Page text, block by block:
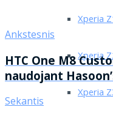
Xperia
Xperia
Xperia
Ankstesnis
HTC One M8
naudojant
Sekantis